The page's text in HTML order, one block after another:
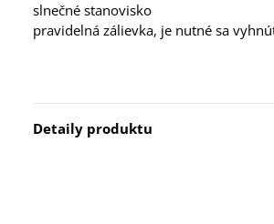
slnečné stanovisko
pravidelná zálievka, je nutné sa
Detaily produktu